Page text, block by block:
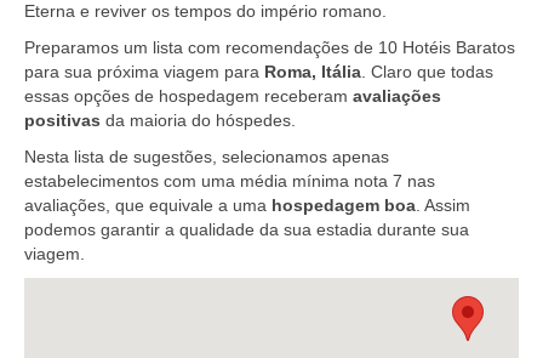
Eterna e reviver os tempos do império romano.
Preparamos um lista com recomendações de 10 Hotéis Baratos
para sua próxima viagem para Roma, Itália. Claro que todas
essas opções de hospedagem receberam avaliações
positivas da maioria do hóspedes.
Nesta lista de sugestões, selecionamos apenas
estabelecimentos com uma média mínima nota 7 nas
avaliações, que equivale a uma hospedagem boa. Assim
podemos garantir a qualidade da sua estadia durante sua
viagem.